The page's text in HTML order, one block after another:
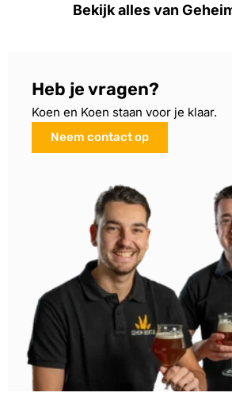
Bekijk alles van
Heb je vragen?
Koen en Koen staan voor je klaar.
Neem contact op